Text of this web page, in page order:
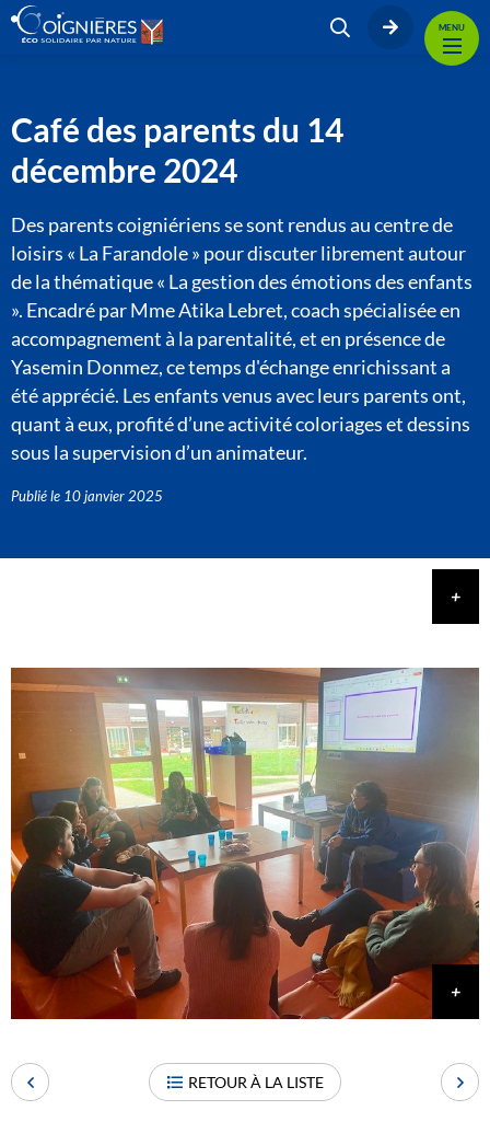
MENU
Café des parents du 14
décembre 2024
Des parents coigniériens se sont rendus au centre de
loisirs « La Farandole » pour discuter librement autour
de la thématique « La gestion des émotions des enfants
». Encadré par Mme Atika Lebret, coach spécialisée en
accompagnement à la parentalité, et en présence de
Yasemin Donmez, ce temps d'échange enrichissant a
été apprécié. Les enfants venus avec leurs parents ont,
quant à eux, profité d’une activité coloriages et dessins
sous la supervision d’un animateur.
Publié le 10 janvier 2025
RETOUR À LA LISTE